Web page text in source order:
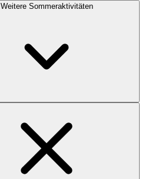
Weitere Sommeraktivitäten